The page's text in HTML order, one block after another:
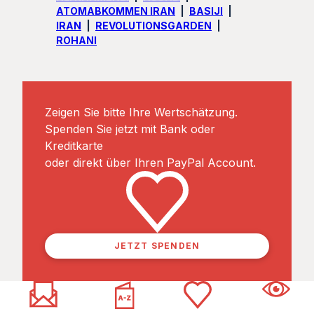
ATOMABKOMMEN IRAN
BASIJI
IRAN
REVOLUTIONSGARDEN
ROHANI
Zeigen Sie bitte Ihre Wertschätzung.
Spenden Sie jetzt mit Bank oder
Kreditkarte
oder direkt über Ihren PayPal Account.
JETZT SPENDEN